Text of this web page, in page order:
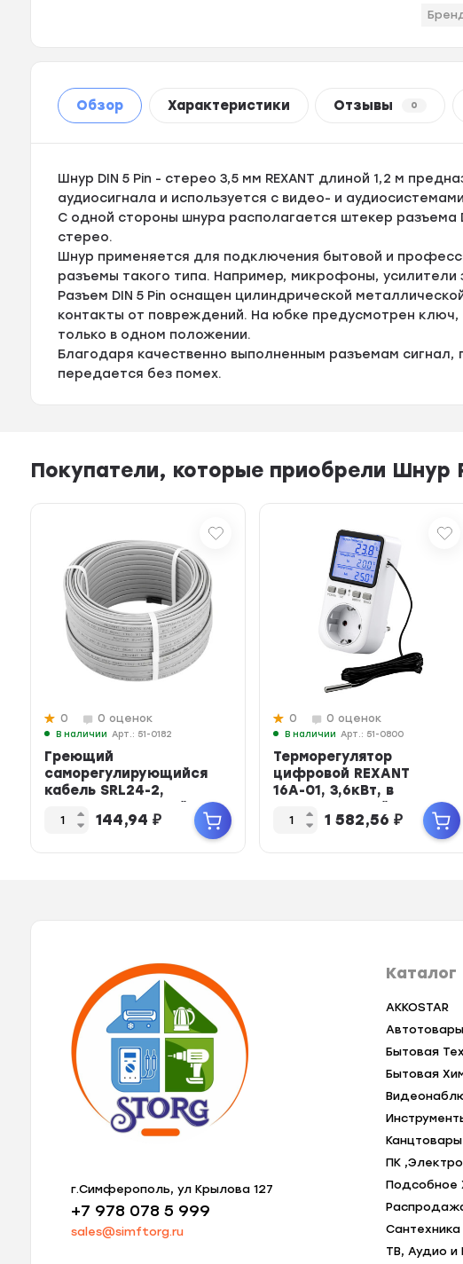
Обзор Характеристики Отзывы 0
Шнур DIN 5 Pin - стерео 3,5 мм REXANT длиной 1,2 м
аудиосигнала и используется с видео- и
С одной стороны шнура располагается штекер разъема
стерео.
Шнур применяется для подключения бытовой и
разъемы такого типа. Например, микрофоны, усилители
Разъем DIN 5 Pin оснащен цилиндрической
контакты от повреждений. На юбке предусмотрен ключ,
только в одном положении.
Благодаря качественно выполненным разъемам
передается без помех.
Покупатели, которые приобрели Шнур
0 0 оценок
В наличии Арт.: 51-0182
Греющий
саморегулирующийся
кабель SRL24-2,
неэкранированный
REXANT 24Вт/м, 0,...
144,94 ₽
0 0 оценок
В наличии Арт.: 51-0800
Терморегулятор
цифровой REXANT
16А-01, 3,6кВт, в
розетку, Белый
1 582,56 ₽
г.Симферополь, ул Крылова 127
+7 978 078 5 999
sales@simftorg.ru
Каталог
AKKOSTAR
Автотовары
Бытовая
Бытовая
ПК
Подсобное
ТВ, Аудио